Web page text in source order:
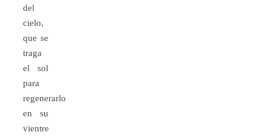
del
cielo,
que se
traga
el sol
para
regenerarlo
en su
vientre